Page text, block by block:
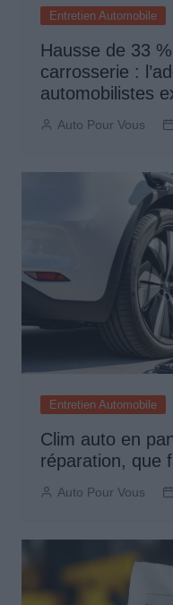
Entretien Automobile
Hausse de 33
carrosserie :
automobilistes
Auto Pour Vous
Entretien Automobile
Clim auto en
réparation, que
Auto Pour Vous